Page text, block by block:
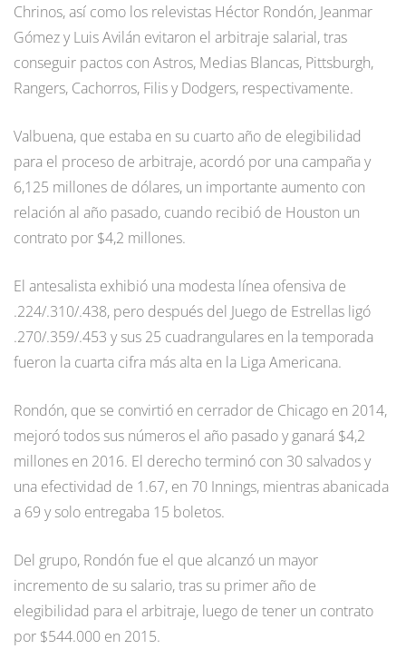
Chrinos, así como los relevistas Héctor Rondón, Jeanmar
Gómez y Luis Avilán evitaron el arbitraje salarial, tras
conseguir pactos con Astros, Medias Blancas, Pittsburgh,
Rangers, Cachorros, Filis y Dodgers, respectivamente.
Valbuena, que estaba en su cuarto año de elegibilidad
para el proceso de arbitraje, acordó por una campaña y
6,125 millones de dólares, un importante aumento con
relación al año pasado, cuando recibió de Houston un
contrato por $4,2 millones.
El antesalista exhibió una modesta línea ofensiva de
.224/.310/.438, pero después del Juego de Estrellas ligó
.270/.359/.453 y sus 25 cuadrangulares en la temporada
fueron la cuarta cifra más alta en la Liga Americana.
Rondón, que se convirtió en cerrador de Chicago en 2014,
mejoró todos sus números el año pasado y ganará $4,2
millones en 2016. El derecho terminó con 30 salvados y
una efectividad de 1.67, en 70 Innings, mientras abanicada
a 69 y solo entregaba 15 boletos.
Del grupo, Rondón fue el que alcanzó un mayor
incremento de su salario, tras su primer año de
elegibilidad para el arbitraje, luego de tener un contrato
por $544.000 en 2015.